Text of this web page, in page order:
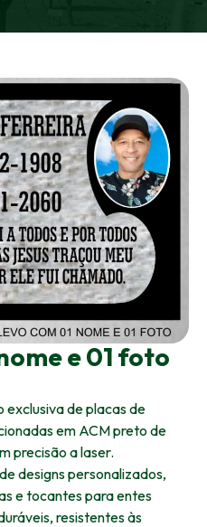
e 01 foto
exclusiva de placas de
em ACM preto de
precisão a laser.
designs personalizados,
e tocantes para entes
resistentes às